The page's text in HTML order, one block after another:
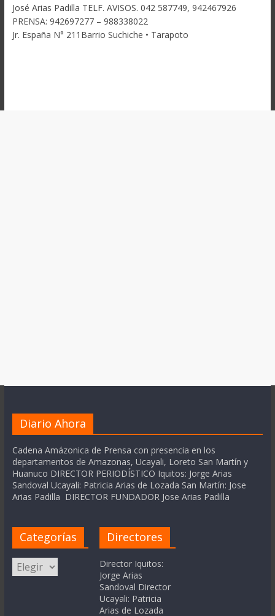
José Arias Padilla TELF. AVISOS. 042 587749, 942467926
PRENSA: 942697277 – 988338022
Jr. España N° 211Barrio Suchiche • Tarapoto
Diario Ahora
Cadena Amázonica de Prensa con presencia en los
departamentos de Amazonas, Ucayali, Loreto San Martín y
Huanuco DIRECTOR PERIODÍSTICO Iquitos: Jorge Arias
Sandoval Ucayali: Patricia Arias de Lozada San Martín: Jose
Arias Padilla DIRECTOR FUNDADOR Jose Arias Padilla
Categorías
Categorías
Directores
Director Iquitos:
Jorge Arias
Sandoval Director
Ucayali: Patricia
Arias de Lozada